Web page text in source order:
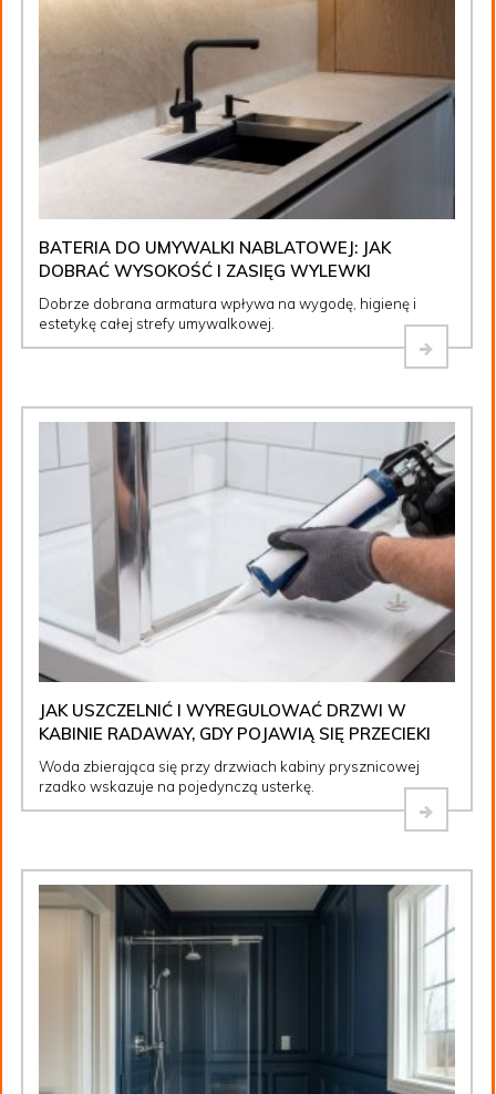
BATERIA DO UMYWALKI NABLATOWEJ: JAK
DOBRAĆ WYSOKOŚĆ I ZASIĘG WYLEWKI
Dobrze dobrana armatura wpływa na wygodę, higienę i
estetykę całej strefy umywalkowej.
JAK USZCZELNIĆ I WYREGULOWAĆ DRZWI W
KABINIE RADAWAY, GDY POJAWIĄ SIĘ PRZECIEKI
Woda zbierająca się przy drzwiach kabiny prysznicowej
rzadko wskazuje na pojedynczą usterkę.